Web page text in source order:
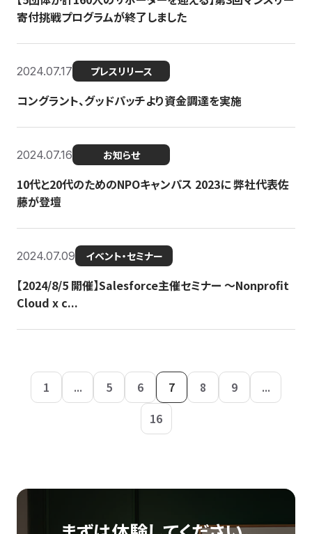
寄付挑戦プログラムが終了しました
2024.07.17 プレスリリース
コングラント、グッドパッチより資金調達を実施
2024.07.16 お知らせ
10代と20代のためのNPOキャンパス 2023に 弊社代表佐
藤が登壇
2024.07.09 イベント・セミナー
【2024/8/5 開催】Salesforce主催セミナー 〜Nonprofit
Cloud x c...
1 ... 5 6 7 8 9
...
16